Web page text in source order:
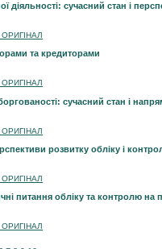
діяльності: сучасний стан і
та кредиторами
сучасний стан і
розвитку обліку і
питання обліку та контролю на